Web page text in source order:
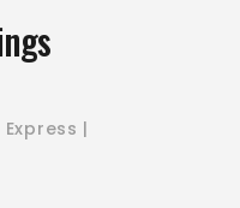
Express